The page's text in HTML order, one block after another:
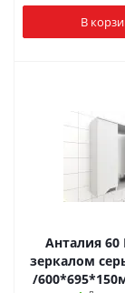
В
Анталия
зеркалом серый
/